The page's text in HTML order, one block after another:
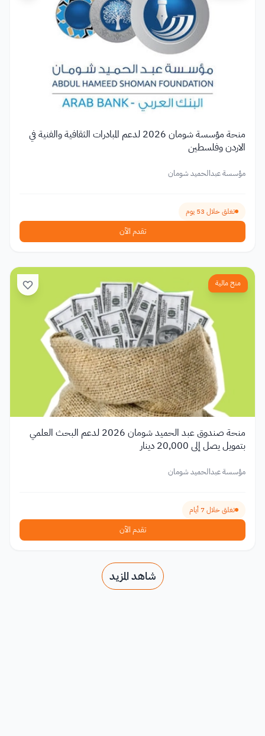
منحة مؤسسة شومان 2026 لدعم المبادرات الثقافية والفنية في
الاردن وفلسطين
مؤسسة عبدالحميد شومان
تغلق خلال 53 يوم
تقدم الآن
منح مالية
منحة صندوق عبد الحميد شومان 2026 لدعم البحث العلمي
بتمويل يصل إلى 20,000 دينار
مؤسسة عبدالحميد شومان
تغلق خلال 7 أيام
تقدم الآن
شاهد المزيد